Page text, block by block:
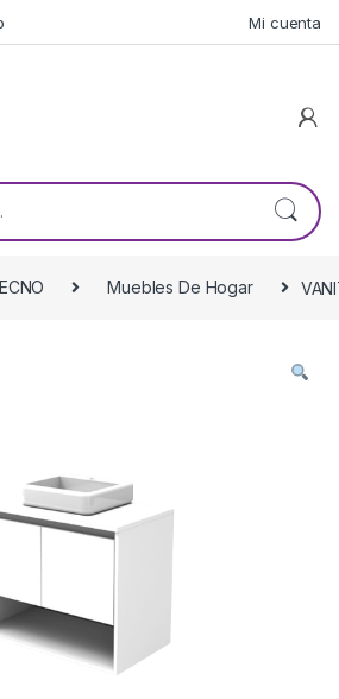
Mi cuenta
Muebles De Hogar